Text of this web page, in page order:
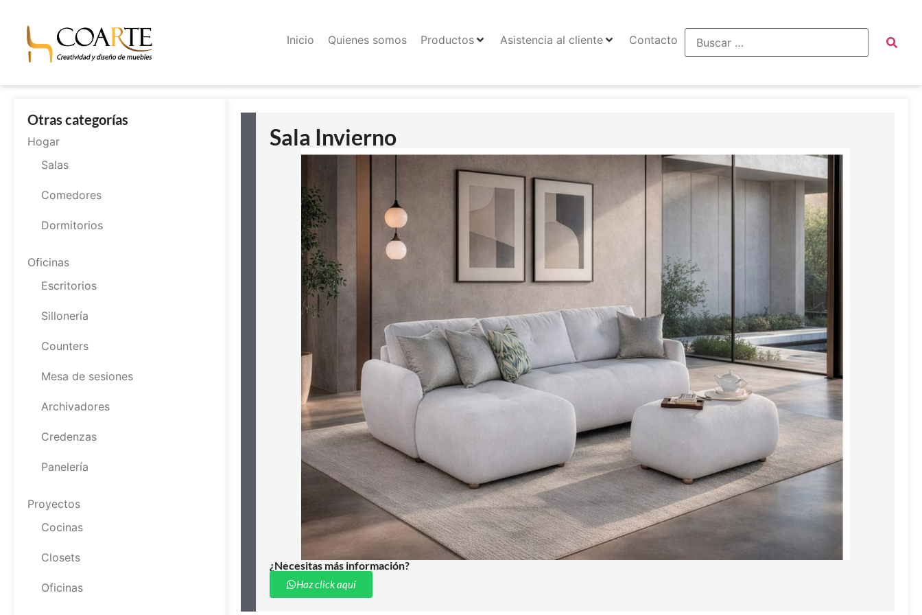
Inicio Quienes somos Productos Asistencia al cliente Contacto
Otras categorías
Hogar
Salas
Comedores
Dormitorios
Oficinas
Escritorios
Sillonería
Counters
Mesa de sesiones
Archivadores
Credenzas
Panelería
Proyectos
Cocinas
Closets
Oficinas
Sala Invierno
¿Necesitas más información?
Haz click aquí